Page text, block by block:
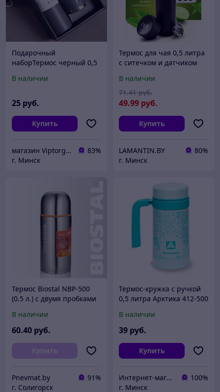
Подарочный
наборТермос черный 0,5
В наличии
25 руб.
Купить
магазин Viptorg.by
83%
г. Минск
Термос для чая 0,5 литра
с ситечком и датчиком
В наличии
49.99 руб.
71.41 руб.
Купить
LAMANTIN.BY
80%
г. Минск
Термос Biostal NВP-500
(0.5 л.) с двумя пробками
В наличии
60.40 руб.
Купить
Pnevmat.by
91%
г. Солигорск
Термос-кружка с ручкой
0,5 литра Арктика 412-500
В наличии
39 руб.
Купить
Интернет-магазин Union.shop
100%
г. Минск